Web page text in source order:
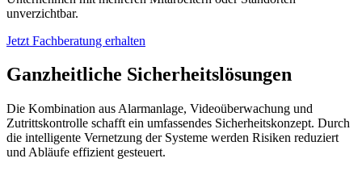
unverzichtbar.
Jetzt Fachberatung erhalten
Ganzheitliche Sicherheitslösungen
Die Kombination aus Alarmanlage, Videoüberwachung und
Zutrittskontrolle schafft ein umfassendes Sicherheitskonzept. Durch
die intelligente Vernetzung der Systeme werden Risiken reduziert
und Abläufe effizient gesteuert.